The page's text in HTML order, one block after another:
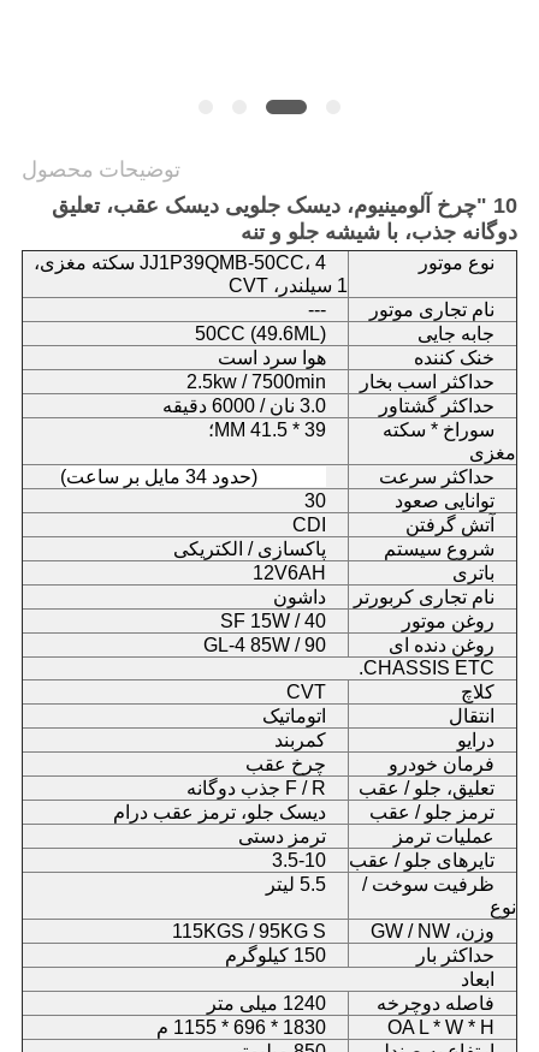
توضیحات محصول
10 "چرخ آلومینیوم، دیسک جلویی دیسک عقب، تعلیق
دوگانه جذب، با شیشه جلو و تنه
نوع موتور
JJ1P39QMB-50CC، 4 سکته مغزی،
1 سیلندر، CVT
نام تجاری موتور
---
جابه جایی
50CC (49.6ML)
خنک کننده
هوا سرد است
حداکثر اسب بخار
2.5kw / 7500min
حداکثر گشتاور
3.0 نان / 6000 دقیقه
سوراخ * سکته
مغزی
39 * 41.5 MM؛
حداکثر سرعت
توانایی صعود
30
آتش گرفتن
CDI
شروع سیستم
پاکسازی / الکتریکی
باتری
12V6AH
نام تجاری کربورتر
داشون
روغن موتور
SF 15W / 40
روغن دنده ای
GL-4 85W / 90
CHASSIS ETC.
کلاچ
CVT
انتقال
اتوماتیک
درایو
کمربند
فرمان خودرو
چرخ عقب
تعلیق، جلو / عقب
F / R جذب دوگانه
ترمز جلو / عقب
دیسک جلو، ترمز عقب درام
عملیات ترمز
ترمز دستی
تایرهای جلو / عقب
3.5-10
ظرفیت سوخت /
نوع
5.5 لیتر
وزن، GW / NW
115KGS / 95KG S
حداکثر بار
150 کیلوگرم
ابعاد
فاصله دوچرخه
1240 میلی متر
OA L * W * H
1830 * 696 * 1155 م